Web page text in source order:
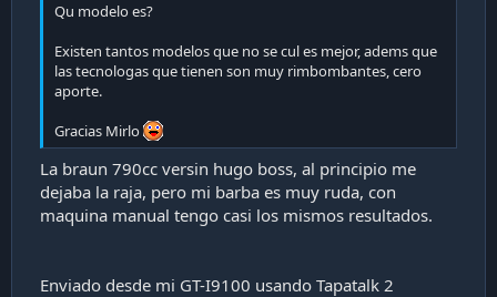
Qu modelo es?
Existen tantos modelos que no se cul es mejor, adems que
las tecnologas que tienen son muy rimbombantes, cero
aporte.
Gracias Mirlo
La braun 790cc versin hugo boss, al principio me
dejaba la raja, pero mi barba es muy ruda, con
maquina manual tengo casi los mismos resultados.
Enviado desde mi GT-I9100 usando Tapatalk 2